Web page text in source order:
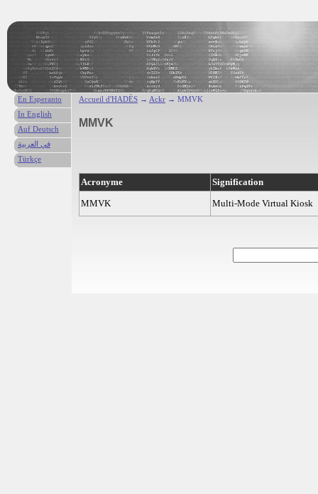
Accueil d'HADÈS → Ackr → MMVK
MMVK
Acronyme
Signification
MMVK
Multi-Mode Virtual Kiosk
En Esperanto
In English
Auf Deutsch
في العربية
Türkçe